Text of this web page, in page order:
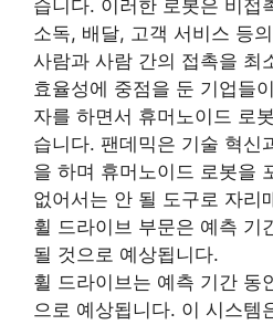
습니다. 이러한 로봇은 비접
소독, 배달, 고객 서비스 등
사람과 사람 간의 접촉을 최
효율성에 중점을 둔 기업들
자를 하면서 휴머노이드 로
습니다. 팬데믹은 기술 혁신
을 하며 휴머노이드 로봇을
없어서는 안 될 도구로 자리
휠 드라이브 부문은 예측 기
될 것으로 예상됩니다.
휠 드라이브는 예측 기간 동
으로 예상됩니다. 이 시스템